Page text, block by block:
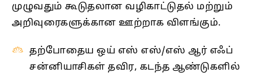
முழுவதும் கூடுதலான வழிகாட்டுதல் மற்றும்
அறிவுரைகளுக்கான ஊற்றாக விளங்கும்.
தற்போதைய ஒய் எஸ் எஸ்/எஸ் ஆர் எஃப்
சன்னியாசிகள் தவிர, கடந்த ஆண்டுகளில்